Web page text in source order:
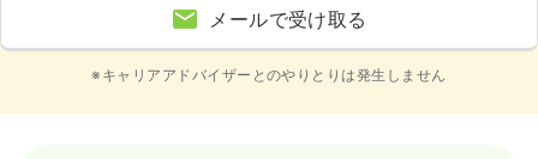
メールで受け取る
※キャリアアドバイザーとのやりとりは発生しません